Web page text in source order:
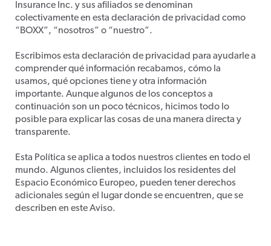
Insurance Inc. y sus afiliados se denominan
colectivamente en esta declaración de privacidad como
“BOXX”, “nosotros” o “nuestro”.
Escribimos esta declaración de privacidad para ayudarle a
comprender qué información recabamos, cómo la
usamos, qué opciones tiene y otra información
importante. Aunque algunos de los conceptos a
continuación son un poco técnicos, hicimos todo lo
posible para explicar las cosas de una manera directa y
transparente.
Esta Política se aplica a todos nuestros clientes en todo el
mundo. Algunos clientes, incluidos los residentes del
Espacio Económico Europeo, pueden tener derechos
adicionales según el lugar donde se encuentren, que se
describen en este Aviso.